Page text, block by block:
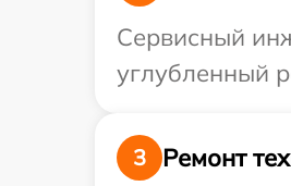
Сервисный
углубленный
3
Ремонт